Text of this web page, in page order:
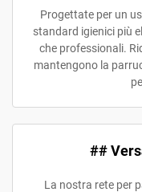
Progettate per un
standard igienici più
che professionali.
mantengono la
##
La nostra rete per